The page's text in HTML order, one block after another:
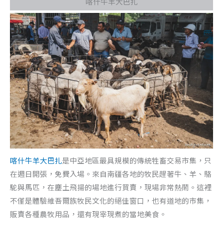
喀什牛羊大巴扎是中亞地區最具規模的傳統牲畜交易市集，只
在週日開張，免費入場。來自南疆各地的牧民趕著牛、羊、駱
駝與馬匹，在塵土飛揚的場地進行買賣，現場非常熱鬧。這裡
不僅是體驗維吾爾族牧民文化的絕佳窗口，也有道地的市集，
販賣各種農牧用品，還有現宰現煮的當地美食。